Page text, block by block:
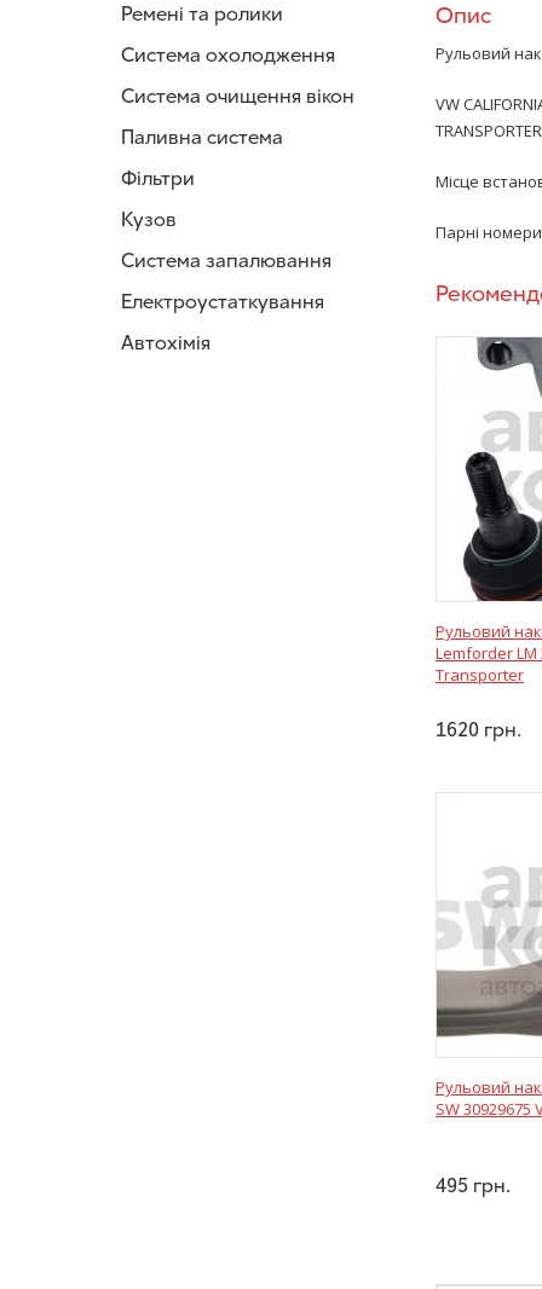
Ремені та ролики
Система охолодження
Система очищення вікон
Паливна система
Фільтри
Кузов
Система запалювання
Електроустаткування
Автохімія
Опис
Рульовий
VW
Місце
Парні номери
Рульовий
Lemforder LM
Transporter
1620 грн.
Рульовий
SW 30929675
495 грн.